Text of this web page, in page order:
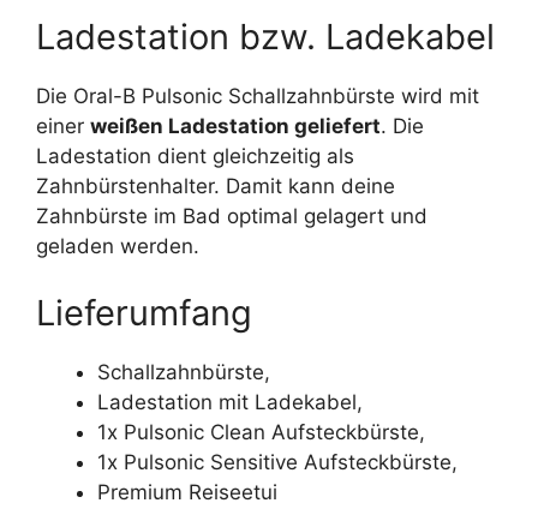
Ladestation bzw. Ladekabel
Die Oral-B Pulsonic Schallzahnbürste wird mit
einer weißen Ladestation geliefert. Die
Ladestation dient gleichzeitig als
Zahnbürstenhalter. Damit kann deine
Zahnbürste im Bad optimal gelagert und
geladen werden.
Lieferumfang
Schallzahnbürste,
Ladestation mit Ladekabel,
1x Pulsonic Clean Aufsteckbürste,
1x Pulsonic Sensitive Aufsteckbürste,
Premium Reiseetui